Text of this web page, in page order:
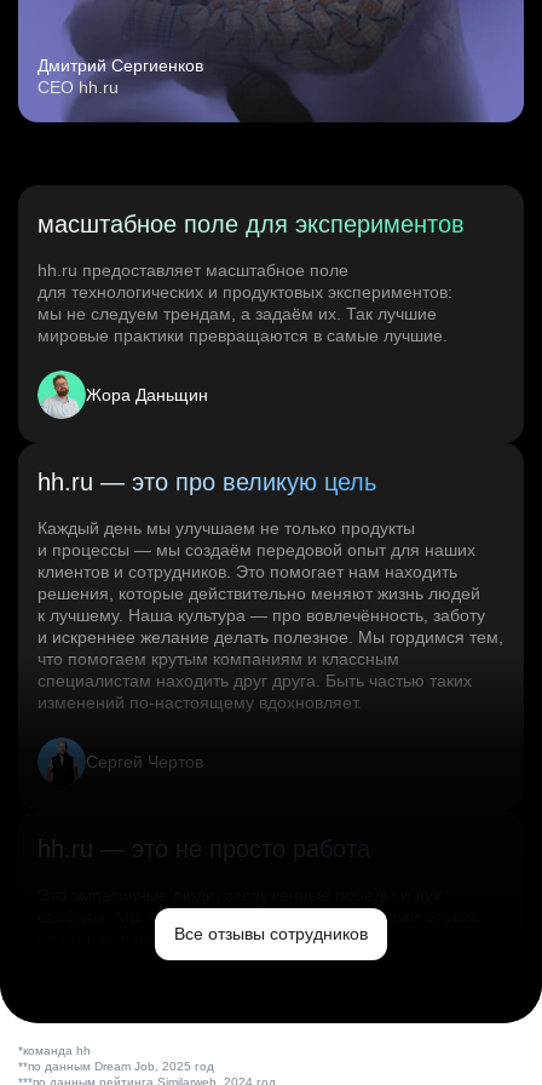
Дмитрий Сергиенков
CEO hh.ru
масштабное поле для экспериментов
hh.ru предоставляет масштабное поле
для технологических и продуктовых экспериментов:
мы не следуем трендам, а задаём их. Так лучшие
мировые практики превращаются в самые лучшие.
Жора Даньщин
hh.ru — это про великую цель
Каждый день мы улучшаем не только продукты
и процессы — мы создаём передовой опыт для наших
клиентов и сотрудников. Это помогает нам находить
решения, которые действительно меняют жизнь людей
к лучшему. Наша культура — про вовлечённость, заботу
и искреннее желание делать полезное. Мы гордимся тем,
что помогаем крутым компаниям и классным
специалистам находить друг друга. Быть частью таких
изменений по‑настоящему вдохновляет.
Сергей Чертов
hh.ru — это не просто работа
свободы. Мы помогаем миру и создаём лучший сервис
по поиску работы в стране.Все отзывы сотрудников
*команда hh
**по данным Dream Job, 2025 год
***по данным рейтинга Similarweb, 2024 год